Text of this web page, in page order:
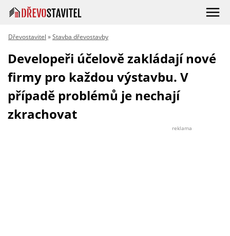
Dřevostavitel »Stavba dřevostavby
Developeři účelově zakládají nové
firmy pro každou výstavbu. V
případě problémů je nechají
zkrachovat
reklama